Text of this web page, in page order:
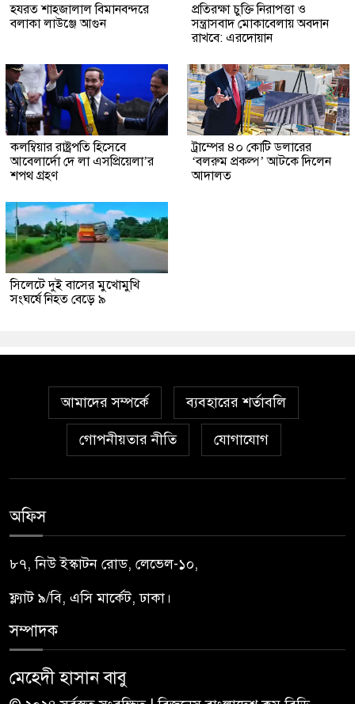
হযরত শাহজালাল বিমানবন্দরে
বলাকা লাউঞ্জে আগুন
প্রতিরক্ষা চুক্তি নিরাপত্তা ও
সন্ত্রাসবাদ মোকাবেলায় অবদান
রাখবে: এরদোয়ান
কলম্বিয়ার রাষ্ট্রপতি হিসেবে
আবেলার্দো দে লা এসপ্রিয়েলা’র
শপথ গ্রহণ
ট্রাম্পের ৪০ কোটি ডলারের
‘বলরুম প্রকল্প’ আটকে দিলেন
আদালত
সিলেটে দুই বাসের মুখোমুখি
সংঘর্ষে নিহত বেড়ে ৯
আমাদের সম্পর্কে ব্যবহারের শর্তাবলি
গোপনীয়তার নীতি যোগাযোগ
অফিস
৮৭, নিউ ইস্কাটন রোড, লেভেল-১০,
ফ্ল্যাট ৯/বি, এসি মার্কেট, ঢাকা।
সম্পাদক
মেহেদী হাসান বাবু